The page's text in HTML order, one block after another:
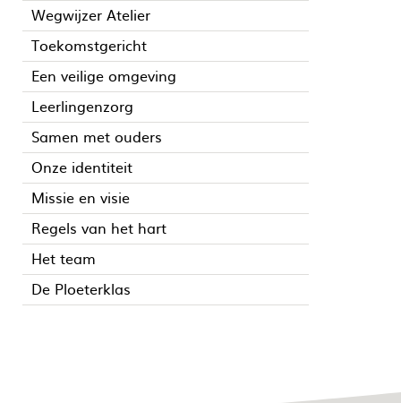
Wegwijzer Atelier
Toekomstgericht
Een veilige omgeving
Leerlingenzorg
Samen met ouders
Onze identiteit
Missie en visie
Regels van het hart
Het team
De Ploeterklas